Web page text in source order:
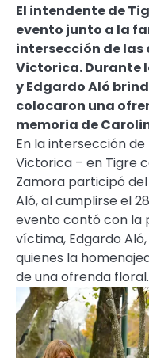
El intendente de
evento junto a la
intersección de las
Victorica. Durante
y Edgardo Aló
colocaron una
memoria de
En la intersección de
Victorica – en Tigre
Zamora participó
Aló, al cumplirse el
evento contó con la
víctima, Edgardo
quienes la
de una ofrenda floral.